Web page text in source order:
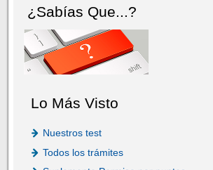
¿Sabías Que...?
Lo Más Visto
Nuestros test
Todos los trámites